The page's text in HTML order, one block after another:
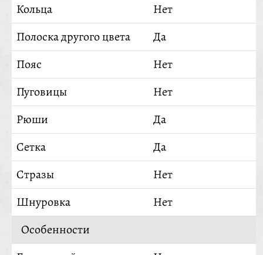
Кольца
Нет
Полоска другого цвета
Да
Пояс
Нет
Пуговицы
Нет
Рюши
Да
Сетка
Да
Стразы
Нет
Шнуровка
Нет
Особенности